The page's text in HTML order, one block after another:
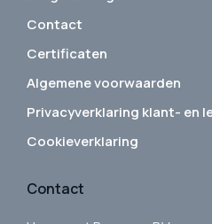
Contact
Certificaten
Algemene voorwaarden
Privacyverklaring klant- en
Cookieverklaring
Contact